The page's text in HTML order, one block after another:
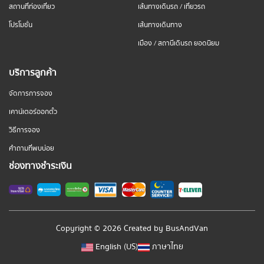
สถานที่ท่องเที่ยว
โปรโมชั่น
เส้นทางเดินรถ / เที่ยวรถ
เส้นทางเดินทาง
เมือง / สถานีเดินรถ ยอดนิยม
บริการลูกค้า
จัดการการจอง
เคาน์เตอร์ออกตั๋ว
วิธีการจอง
คำถามที่พบบ่อย
ช่องทางชำระเงิน
Copyright © 2026 Created by BusAndVan
English (US)
ภาษาไทย